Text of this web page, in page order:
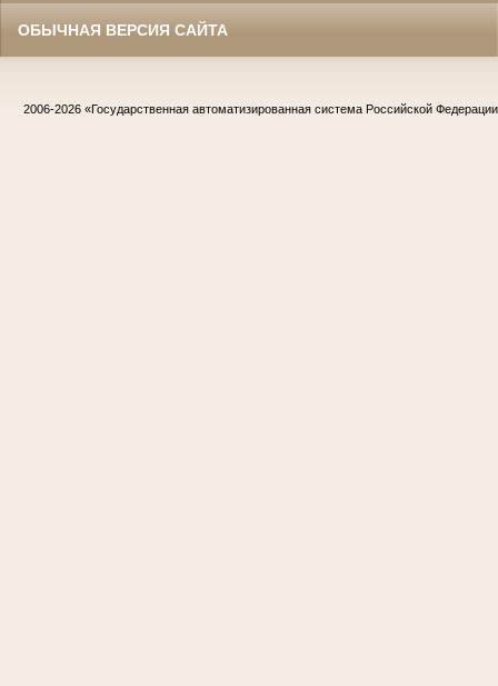
ОБЫЧНАЯ ВЕРСИЯ САЙТА
2006-2026 «Государственная автоматизированная система Российской